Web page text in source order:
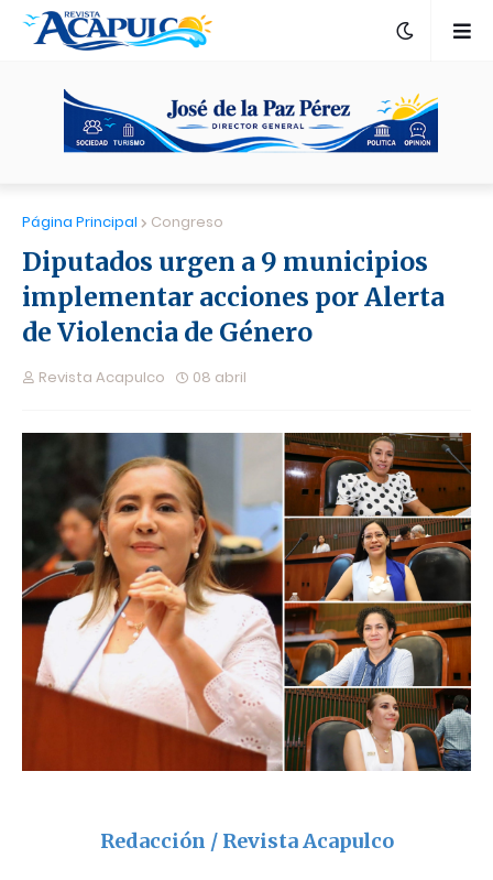
Página Principal Congreso
Diputados urgen a 9 municipios
implementar acciones por Alerta
de Violencia de Género
Revista Acapulco 08 abril
Redacción / Revista Acapulco